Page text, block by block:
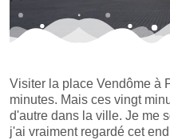
Visiter la place Vendôme à
minutes. Mais ces vingt
d'autre dans la ville. Je me
j'ai vraiment regardé cet